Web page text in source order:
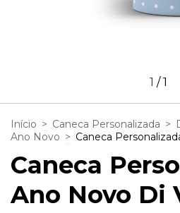
1 /1
Início > Caneca Personalizada >
Ano Novo > Caneca
Caneca
Ano Novo Di